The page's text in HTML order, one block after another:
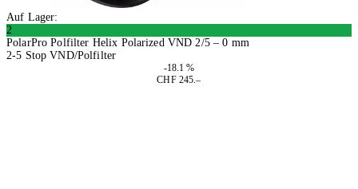
Auf Lager:
2
PolarPro Polfilter Helix Polarized VND 2/5 – 0 mm
2-5 Stop VND/Polfilter
-18.1 %
CHF 245.–